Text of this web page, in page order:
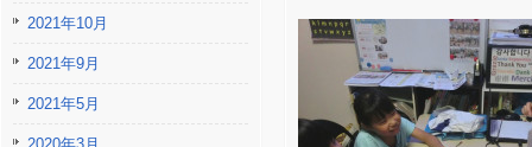
2021年10月
2021年9月
2021年5月